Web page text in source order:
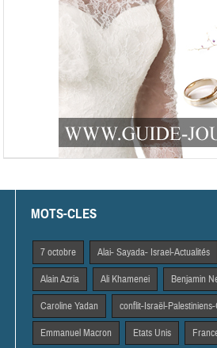
MOTS-CLES
7 octobre Alai- Sayada- Israel-Actualités
Alain Azria Ali Khamenei Benjamin
Caroline Yadan conflit-Israël-
Emmanuel Macron Etats Unis